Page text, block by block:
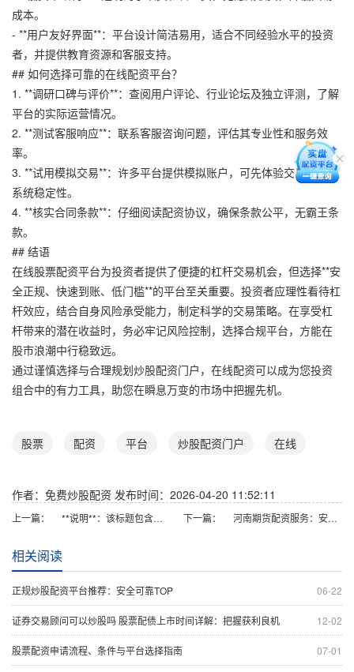
成本。
- **用户友好界面**：平台设计简洁易用，适合不同经验水平的投资
者，并提供教育资源和客服支持。
## 如何选择可靠的在线配资平台？
1. **调研口碑与评价**：查阅用户评论、行业论坛及独立评测，了解
平台的实际运营情况。
2. **测试客服响应**：联系客服咨询问题，评估其专业性和服务效
率。
3. **试用模拟交易**：许多平台提供模拟账户，可先体验交易流程和
系统稳定性。
4. **核实合同条款**：仔细阅读配资协议，确保条款公平，无霸王条
款。
## 结语
在线股票配资平台为投资者提供了便捷的杠杆交易机会，但选择**安
全正规、快速到账、低门槛**的平台至关重要。投资者应理性看待杠
杆效应，结合自身风险承受能力，制定科学的交易策略。在享受杠
杆带来的潜在收益时，务必牢记风险控制，选择合规平台，方能在
股市浪潮中行稳致远。
通过谨慎选择与合理规划炒股配资门户，在线配资可以成为您投资
组合中的有力工具，助您在瞬息万变的市场中把握先机。
股票 配资 平台 炒股配资门户 在线
作者：免费炒股配资 发布时间：2026-04-20 11:52:11
上一篇： **说明**：该标题包含核心关键词“股票配资的流程”，结构清晰，能明确满足用户搜索需求。“详解”和“全步骤指南”等词具有吸引力且符合百度收录规范，长度控制在以内，有利于搜索排名和用户点击。 下一篇： 河南期货配资服务：安全合规的杠杆交易解决方案
相关阅读
06-22
正规炒股配资平台推荐：安全可靠TOP
12-02
证券交易顾问可以炒股吗 股票配债上市时间详解：把握获利良机
07-01
股票配资申请流程、条件与平台选择指南